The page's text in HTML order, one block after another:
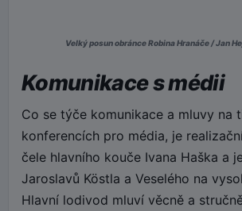
Velký posun obránce Robina Hranáče / Jan
Komunikace s médii
Co se týče komunikace a mluvy na
konferencích pro média, je
čele hlavního kouče Ivana Haška a
Jaroslavů Köstla a Veselého na
Hlavní lodivod mluví věcně a